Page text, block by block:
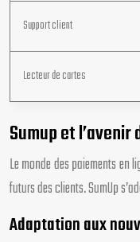
Support client
Lecteur de cartes
Sumup et
Le monde des paiements en
futurs des clients. SumUp
Adaptation aux